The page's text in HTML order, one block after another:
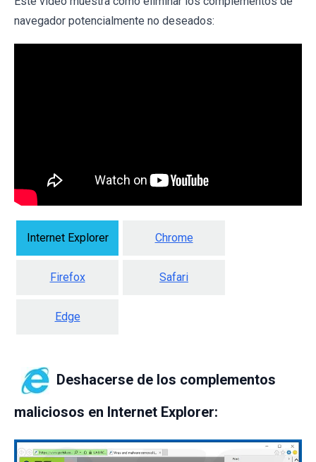
navegador potencialmente no deseados:
Internet Explorer Chrome
Firefox Safari
Edge
Deshacerse de los complementos
maliciosos en Internet Explorer: